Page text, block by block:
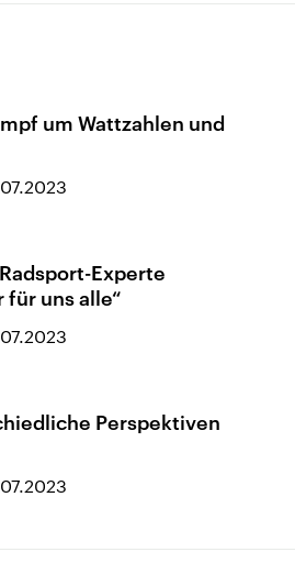
um Wattzahlen und
Radsport-Experte
für uns alle“
Perspektiven